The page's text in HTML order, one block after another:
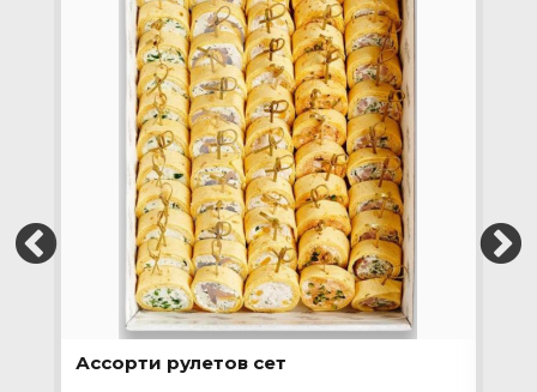
Ассорти рулетов сет